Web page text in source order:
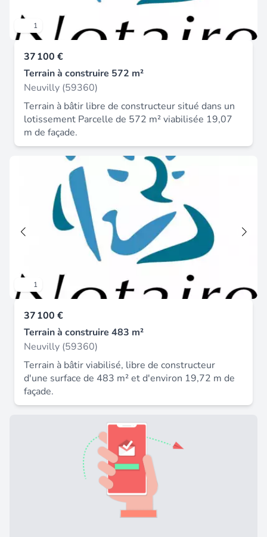
1
37 100 €
Terrain à construire 572 m²
Neuvilly (59360)
Terrain à bâtir libre de constructeur situé dans un
lotissement Parcelle de 572 m² viabilisée 19,07
m de façade.
1
37 100 €
Terrain à construire 483 m²
Neuvilly (59360)
Terrain à bâtir viabilisé, libre de constructeur
d'une surface de 483 m² et d'environ 19,72 m de
façade.